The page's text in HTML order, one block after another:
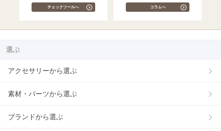
チェックツールへ コラムへ
選ぶ
アクセサリーから選ぶ
素材・パーツから選ぶ
ブランドから選ぶ